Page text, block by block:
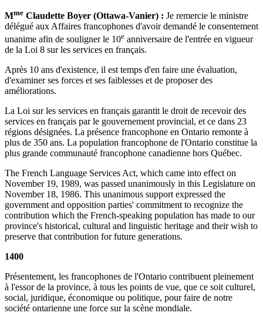
Mme Claudette Boyer (Ottawa-Vanier) : Je remercie le ministre
délégué aux Affaires francophones d'avoir demandé le consentement
unanime afin de souligner le 10e anniversaire de l'entrée en vigueur
de la Loi 8 sur les services en français.
Après 10 ans d'existence, il est temps d'en faire une évaluation,
d'examiner ses forces et ses faiblesses et de proposer des
améliorations.
La Loi sur les services en français garantit le droit de recevoir des
services en français par le gouvernement provincial, et ce dans 23
régions désignées. La présence francophone en Ontario remonte à
plus de 350 ans. La population francophone de l'Ontario constitue la
plus grande communauté francophone canadienne hors Québec.
The French Language Services Act, which came into effect on
November 19, 1989, was passed unanimously in this Legislature on
November 18, 1986. This unanimous support expressed the
government and opposition parties' commitment to recognize the
contribution which the French-speaking population has made to our
province's historical, cultural and linguistic heritage and their wish to
preserve that contribution for future generations.
1400
Présentement, les francophones de l'Ontario contribuent pleinement
à l'essor de la province, à tous les points de vue, que ce soit culturel,
social, juridique, économique ou politique, pour faire de notre
société ontarienne une force sur la scène mondiale.